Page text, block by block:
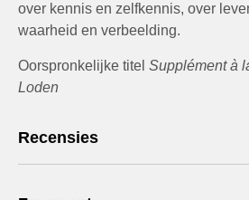
over kennis en zelfkennis, over
waarheid en verbeelding.
Oorspronkelijke titel Supplément à
Loden
Recensies